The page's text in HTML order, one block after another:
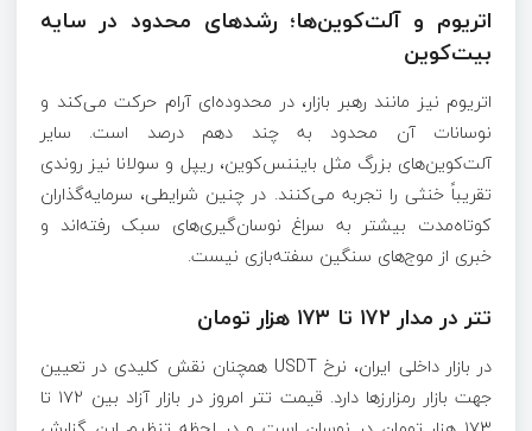
اتریوم و آلت‌کوین‌ها؛ رشد‌های محدود در سایه
بیت‌کوین
اتریوم نیز مانند رهبر بازار، در محدوده‌ای آرام حرکت می‌کند و
نوسانات آن محدود به چند دهم درصد است. سایر
آلت‌کوین‌های بزرگ مثل بایننس‌کوین، ریپل و سولانا نیز روندی
تقریباً خنثی را تجربه می‌کنند. در چنین شرایطی، سرمایه‌گذاران
کوتاه‌مدت بیشتر به سراغ نوسان‌گیری‌های سبک رفته‌اند و
خبری از موج‌های سنگین سفته‌بازی نیست.
تتر در مدار ۱۷۲ تا ۱۷۳ هزار تومان
در بازار داخلی ایران، نرخ USDT همچنان نقش کلیدی در تعیین
جهت بازار رمزارز‌ها دارد. قیمت تتر امروز در بازار آزاد بین ۱۷۲ تا